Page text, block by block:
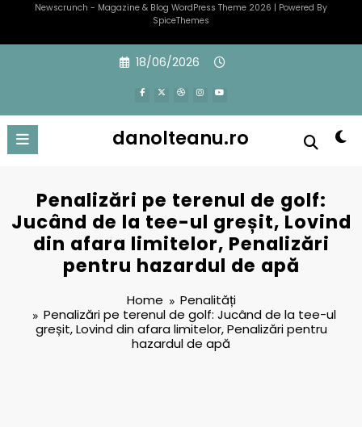
Newscrunch - Magazine & Blog WordPress Theme 2026 | Powered By
SpiceThemes
18/06/2026
danolteanu.ro
Penalizări pe terenul de golf:
Jucând de la tee-ul greșit, Lovind
din afara limitelor, Penalizări
pentru hazardul de apă
Home
Penalități
Penalizări pe terenul de golf: Jucând de la tee-ul
greșit, Lovind din afara limitelor, Penalizări pentru
hazardul de apă